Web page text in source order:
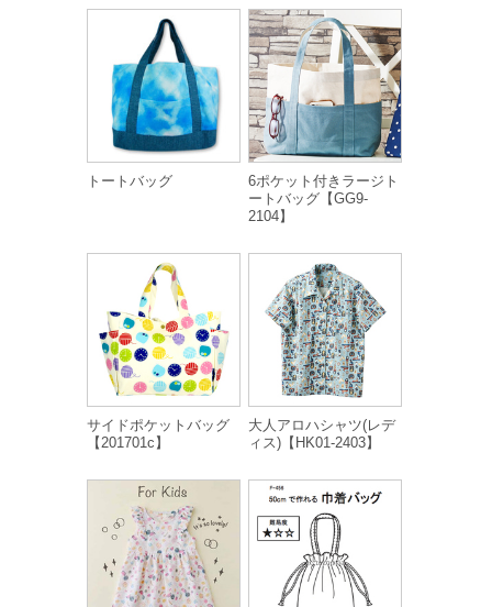
トートバッグ
6ポケット付きラージト
ートバッグ【GG9-
2104】
サイドポケットバッグ
【201701c】
大人アロハシャツ(レデ
ィス)【HK01-2403】